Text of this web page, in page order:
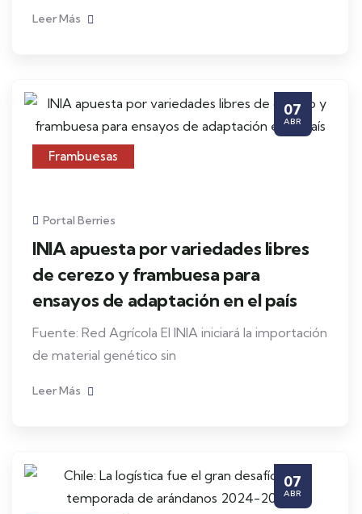
Leer Más
07
ABR
Frambuesas
Portal Berries
INIA apuesta por variedades libres
de cerezo y frambuesa para
ensayos de adaptación en el país
Fuente: Red Agrícola El INIA iniciará la importación
de material genético sin
Leer Más
07
ABR